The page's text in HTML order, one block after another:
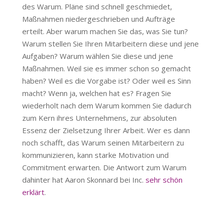
des Warum. Pläne sind schnell geschmiedet,
Maßnahmen niedergeschrieben und Aufträge
erteilt. Aber warum machen Sie das, was Sie tun?
Warum stellen Sie Ihren Mitarbeitern diese und jene
Aufgaben? Warum wählen Sie diese und jene
Maßnahmen. Weil sie es immer schon so gemacht
haben? Weil es die Vorgabe ist? Oder weil es Sinn
macht? Wenn ja, welchen hat es? Fragen Sie
wiederholt nach dem Warum kommen Sie dadurch
zum Kern ihres Unternehmens, zur absoluten
Essenz der Zielsetzung Ihrer Arbeit. Wer es dann
noch schafft, das Warum seinen Mitarbeitern zu
kommunizieren, kann starke Motivation und
Commitment erwarten. Die Antwort zum Warum
dahinter hat Aaron Skonnard bei Inc. sehr schön
erklärt.